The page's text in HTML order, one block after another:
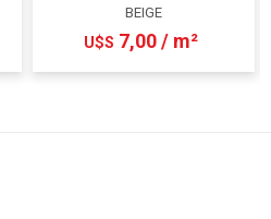
BEIGE
U$S 7,00 / m²